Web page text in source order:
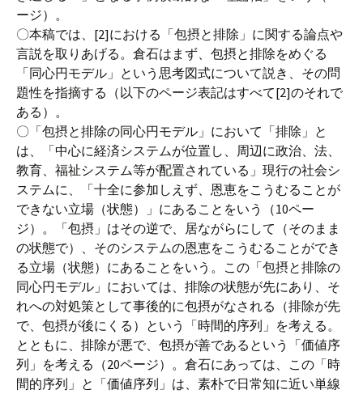
ージ）。
〇本稿では、[2]における「包摂と排除」に関する論点や
言説を取りあげる。倉石はまず、包摂と排除をめぐる
「同心円モデル」という思考図式について説き、その問
題性を指摘する（以下のページ表記はすべて[2]のそれで
ある）。
〇「包摂と排除の同心円モデル」において「排除」と
は、「中心に経済システムが位置し、周辺に政治、法、
教育、福祉システム等が配置されている」現行の社会シ
ステムに、「十全に参加しえず、恩恵をこうむることが
できない立場（状態）」にあることをいう（10ペー
ジ）。「包摂」はその逆で、居ながらにして（そのまま
の状態で）、そのシステムの恩恵をこうむることができ
る立場（状態）にあることをいう。この「包摂と排除の
同心円モデル」においては、排除の状態が先にあり、そ
れへの対処策として事後的に包摂がなされる（排除が先
で、包摂が後にくる）という「時間的序列」を考える。
とともに、排除が悪で、包摂が善であるという「価値序
列」を考える（20ページ）。倉石にあっては、この「時
間的序列」と「価値序列」は、素朴で日常知に近い単線